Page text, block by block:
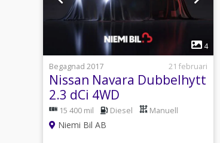
1
4
Begagnad 2017
21 februari
Nissan Navara Dubbelhytt
2.3 dCi 4WD
Kåpa/Motorvärmare/Ledramp
15 400 mil Diesel Manuell
Niemi Bil AB